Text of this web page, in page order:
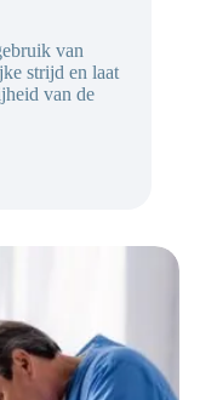
van
strijd en laat
van de